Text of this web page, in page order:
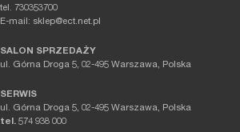
tel. 730353700
E-mail: sklep@ect.net.pl
SALON SPRZEDAŻY
ul. Górna Droga 5, 02-495 Warszawa, Polska
SERWIS
ul. Górna Droga 5, 02-495 Warszawa, Polska
tel. 574 938 000